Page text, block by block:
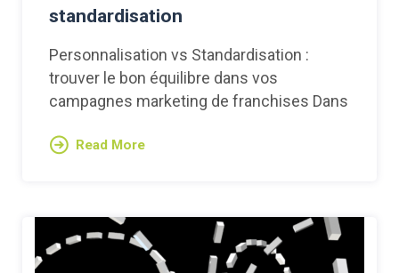
standardisation
Personnalisation vs Standardisation :
trouver le bon équilibre dans vos
campagnes marketing de franchises Dans
Read More